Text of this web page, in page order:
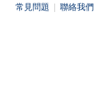
常見問題 聯絡我們